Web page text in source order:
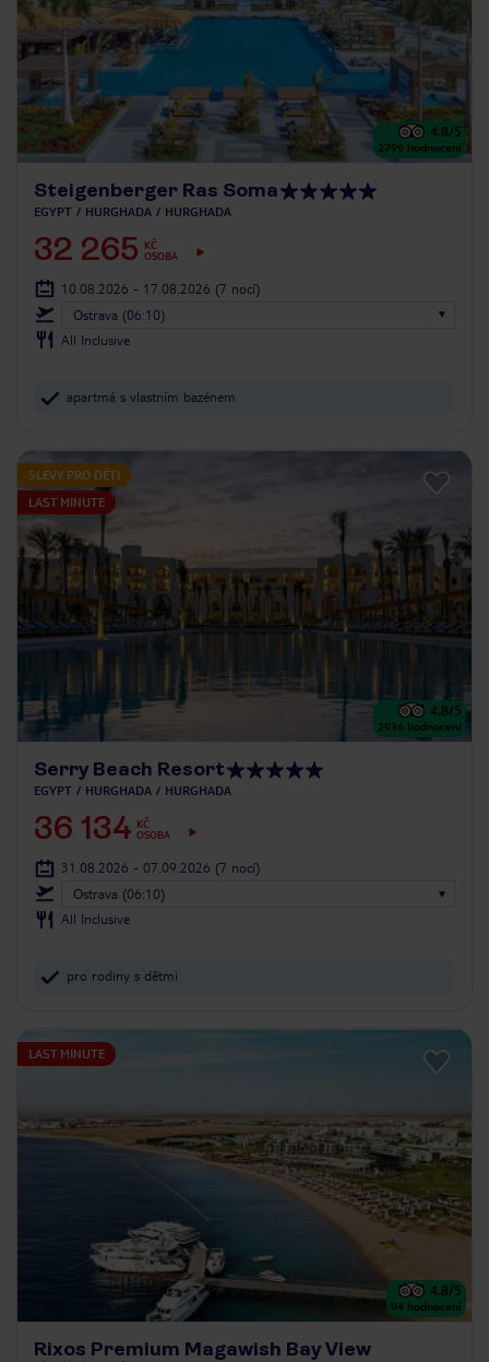
4.8/5
2799 hodnocení
Steigenberger Ras Soma
EGYPT HURGHADA HURGHADA
32 265
KČ
OSOBA
10.08.2026 - 17.08.2026 (7 nocí)
Ostrava (06:10)
All Inclusive
apartmá s vlastním bazénem
SLEVY PRO DĚTI
LAST MINUTE
4.8/5
2936 hodnocení
Serry Beach Resort
EGYPT HURGHADA HURGHADA
36 134 KČ
OSOBA
31.08.2026 - 07.09.2026 (7 nocí)
Ostrava (06:10)
All Inclusive
pro rodiny s dětmi
LAST MINUTE
4.8/5
94 hodnocení
Rixos Premium Magawish Bay View